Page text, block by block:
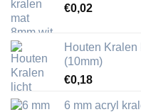
€0,02
Houten Kralen
(10mm)
€0,18
6 mm acryl